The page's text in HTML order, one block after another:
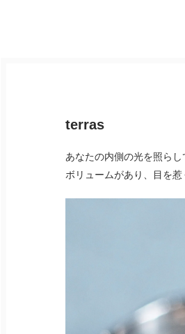
terras
あなたの内側の光を照らし
ボリュームがあり、目を惹